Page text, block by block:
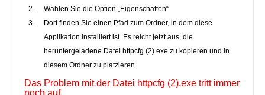
Wählen Sie die Option „Eigenschaften“
Dort finden Sie einen Pfad zum Ordner, in dem diese
Applikation installiert ist. Es reicht jetzt aus, die
heruntergeladene Datei httpcfg (2).exe zu kopieren und in
diesem Ordner zu platzieren
Das Problem mit der Datei httpcfg (2).exe tritt immer
noch auf